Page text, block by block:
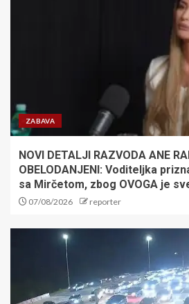
ZABAVA
NOVI DETALJI RAZVODA ANE
OBELODANJENI: Voditeljka
sa Mirčetom, zbog OVOGA je
07/08/2026 reporter